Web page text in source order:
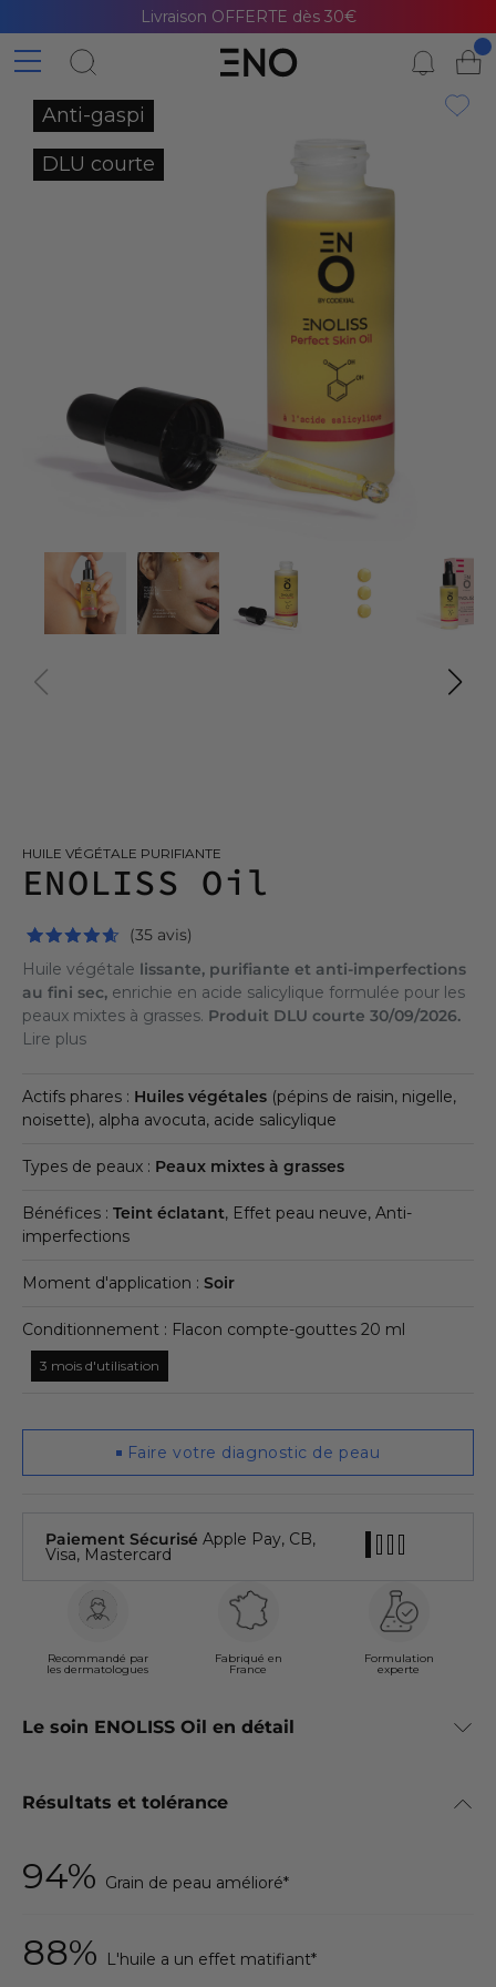
Anti-gaspi
DLU courte
HUILE VÉGÉTALE PURIFIANTE
ENOLISS Oil
(35 avis)
Huile végétale lissante, purifiante et anti-imperfections
au fini sec, enrichie en acide salicylique formulée pour les
peaux mixtes à grasses. Produit DLU courte 30/09/2026.
Lire plus
Actifs phares : Huiles végétales (pépins de raisin, nigelle,
noisette), alpha avocuta, acide salicylique
Types de peaux : Peaux mixtes à grasses
Bénéfices : Teint éclatant, Effet peau neuve, Anti-
imperfections
Moment d'application : Soir
Conditionnement : Flacon compte-gouttes 20 ml
3 mois d'utilisation
Faire votre diagnostic de peau
Paiement Sécurisé Apple Pay, CB,
Visa, Mastercard
Recommandé par
les dermatologues
Fabriqué en
France
Formulation
experte
Le soin ENOLISS Oil en détail
persistantes ?
Contrairement aux idées reçues, les huiles végétales
Résultats et tolérance
94% Grain de peau amélioré*
88% L'huile a un effet matifiant*
Peeling avec SPF50